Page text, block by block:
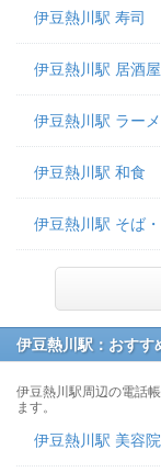
伊豆熱川駅 寿司
伊豆熱川駅 居酒
伊豆熱川駅 ラー
伊豆熱川駅 和食
伊豆熱川駅 そば
伊豆熱川駅：おすす
伊豆熱川駅周辺の電話
ます。
伊豆熱川駅 美容